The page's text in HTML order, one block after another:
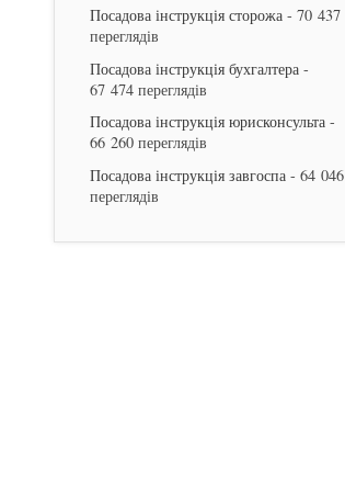
Посадова інструкція сторожа- 70 437
переглядів
Посадова інструкція бухгалтера-
67 474 переглядів
Посадова інструкція юрисконсульта-
66 260 переглядів
Посадова інструкція завгоспа- 64 046
переглядів